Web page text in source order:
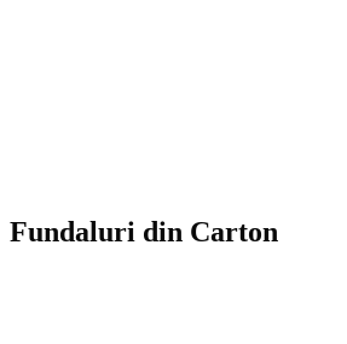
Fundaluri din Carton